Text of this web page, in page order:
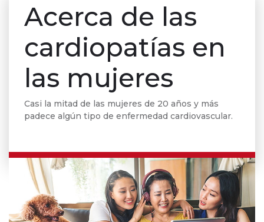
Acerca de las
cardiopatías en
las mujeres
Casi la mitad de las mujeres de 20 años y más
padece algún tipo de enfermedad cardiovascular.